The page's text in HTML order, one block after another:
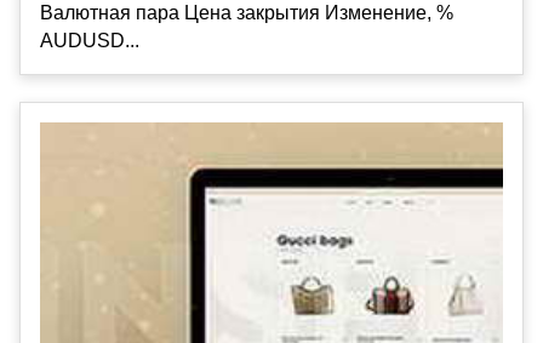
Валютная пара Цена закрытия Изменение, %
AUDUSD...